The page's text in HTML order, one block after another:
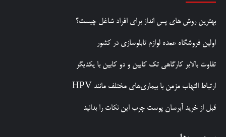
بهترین روش‌ های پس‌ انداز برای افراد شاغل چیست؟
اولین فروشگاه عمده لوازم تابلوسازی در کشور
تفاوت بالابر کارگاهی تک کابین و دو کابین با یکدیگر
ارتباط التهاب مزمن با بیماری‌های مختلف مانند HPV
قبل از خرید آبرسان پوست چرب این نکات را بدانید